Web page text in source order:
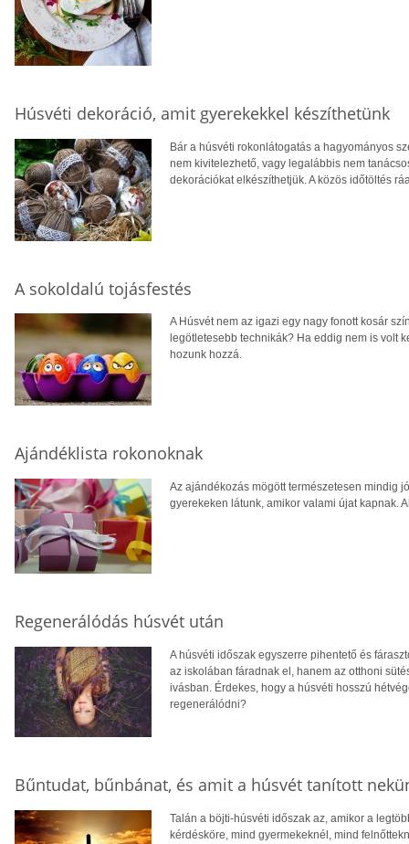
Húsvéti dekoráció, amit gyerekekkel készíthetünk
Bár a húsvéti rokonlátogatás a hagyományos
nem kivitelezhető, vagy legalábbis nem
dekorációkat elkészíthetjük. A közös időtöltés
A sokoldalú tojásfestés
A Húsvét nem az igazi egy nagy fonott kosár
legötletesebb technikák? Ha eddig nem is volt
hozunk hozzá.
Ajándéklista rokonoknak
Az ajándékozás mögött természetesen mindig
gyerekeken látunk, amikor valami újat kapnak.
Regenerálódás húsvét után
A húsvéti időszak egyszerre pihentető és
az iskolában fáradnak el, hanem az otthoni
ivásban. Érdekes, hogy a húsvéti hosszú
regenerálódni?
Bűntudat, bűnbánat, és amit a húsvét tanított
Talán a böjti-húsvéti időszak az, amikor a
kérdésköre, mind gyermekeknél, mind